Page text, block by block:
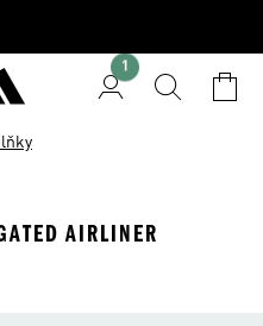
1
AIRLINER